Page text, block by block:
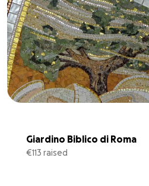
Giardino Biblico di Roma
€113 raised